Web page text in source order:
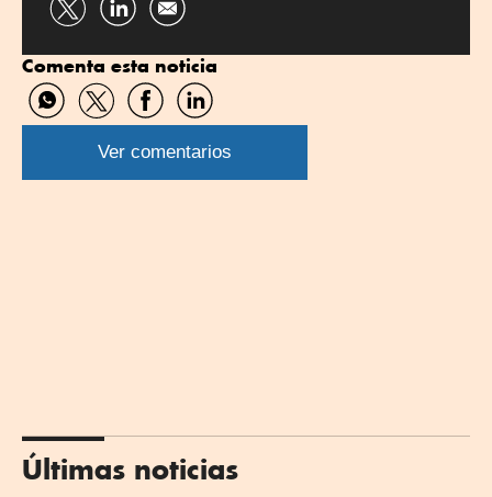
Compartir
Twitter
Compartir
Linkedin
Comenta esta noticia
Compartir
por
WhatsApp
Compartir
por
Twitter
Compartir
por
Facebook
Compartir
por
Linkedin
Ver comentarios
Últimas noticias